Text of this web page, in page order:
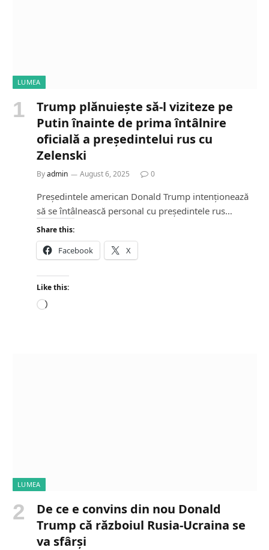
LUMEA
Trump plănuiește să-l viziteze pe
Putin înainte de prima întâlnire
oficială a președintelui rus cu
Zelenski
Byadmin August 6, 2025 0
Președintele american Donald Trump intenționează
să se întâlnească personal cu președintele rus…
Share this:
Facebook X
Like this:
L
LUMEA
De ce e convins din nou Donald
Trump că războiul Rusia-Ucraina se
va sfârși